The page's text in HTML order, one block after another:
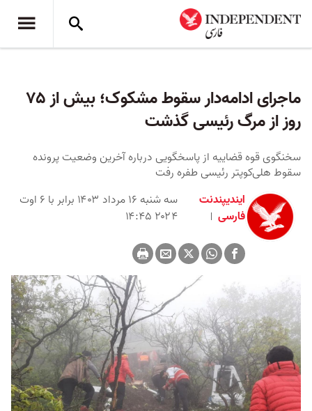
ماجرای ادامه‌دار سقوط مشکوک؛ بیش از ۷۵
روز از مرگ رئیسی گذشت
سخنگوی قوه قضاییه از پاسخگویی درباره آخرین وضعیت پرونده
سقوط هلی‌کوپتر رئیسی طفره رفت
ایندیپندنت
فارسی
سه شنبه ۱۶ مرداد ۱۴۰۳ برابر با ۶ اوت
۲۰۲۴ ۱۴:۴۵